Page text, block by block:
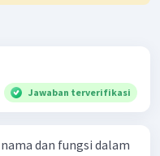
Jawaban terverifikasi